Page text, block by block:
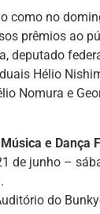
como no
prêmios ao
deputado
Hélio
Nomura e
e Dança
de junho –
do